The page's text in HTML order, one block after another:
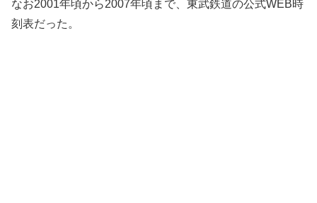
なお2001年頃から2007年頃まで、東武鉄道の公式WEB時
刻表だった。